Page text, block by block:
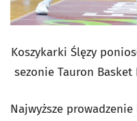
Koszykarki Ślęzy
sezonie Tauron Basket
Najwyższe